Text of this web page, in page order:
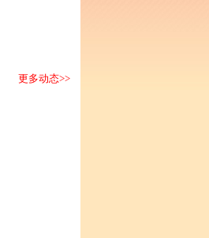
更多动态>>